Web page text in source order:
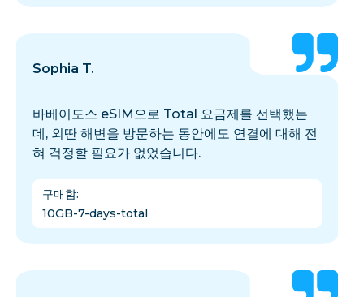
Sophia T.
바베이도스 eSIM으로 Total 요금제를 선택했는
데, 외딴 해변을 방문하는 동안에도 연결에 대해 전
혀 걱정할 필요가 없었습니다.
구매함:
10GB-7-days-total